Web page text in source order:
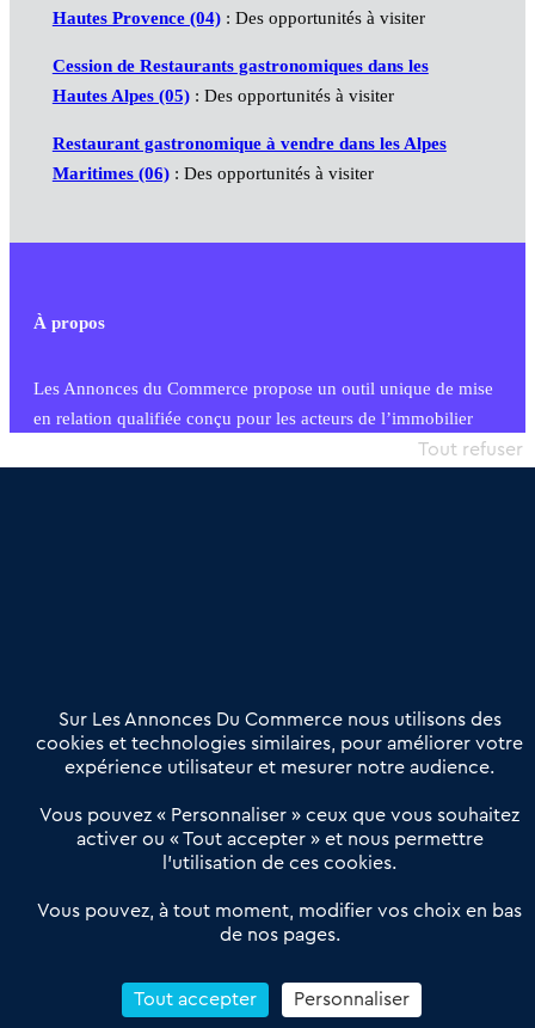
Hautes Provence (04): Des opportunités à visiter
Cession de Restaurants gastronomiques dans les
Hautes Alpes (05): Des opportunités à visiter
Restaurant gastronomique à vendre dans les Alpes
Maritimes (06): Des opportunités à visiter
À propos
Les Annonces du Commerce propose un outil unique de mise
en relation qualifiée conçu pour les acteurs de l’immobilier
commercial et les collectivités territoriales, simple et intégrant
Offres Pro
Actualités
Qui sommes nous ?
Derniers articles
Réseau 3C : un partenaire national dédié aux transactions
Petitscommerces : Un partenariat au service du commerce de
proximité et des territoires
Reprendre un Restaurant Rapide
Sur Les Annonces Du Commerce nous utilisons des
cookies et technologies similaires, pour améliorer votre
expérience utilisateur et mesurer notre audience.
Vous pouvez « Personnaliser » ceux que vous souhaitez
activer ou « Tout accepter » et nous permettre
l’utilisation de ces cookies.
Vous pouvez, à tout moment, modifier vos choix en bas
de nos pages.
Tout accepter
Tout refuser
Personnaliser